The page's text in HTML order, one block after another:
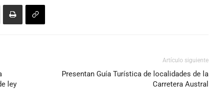
ley
Artículo siguiente
Presentan Guía Turística de localidades de la
Carretera Austral